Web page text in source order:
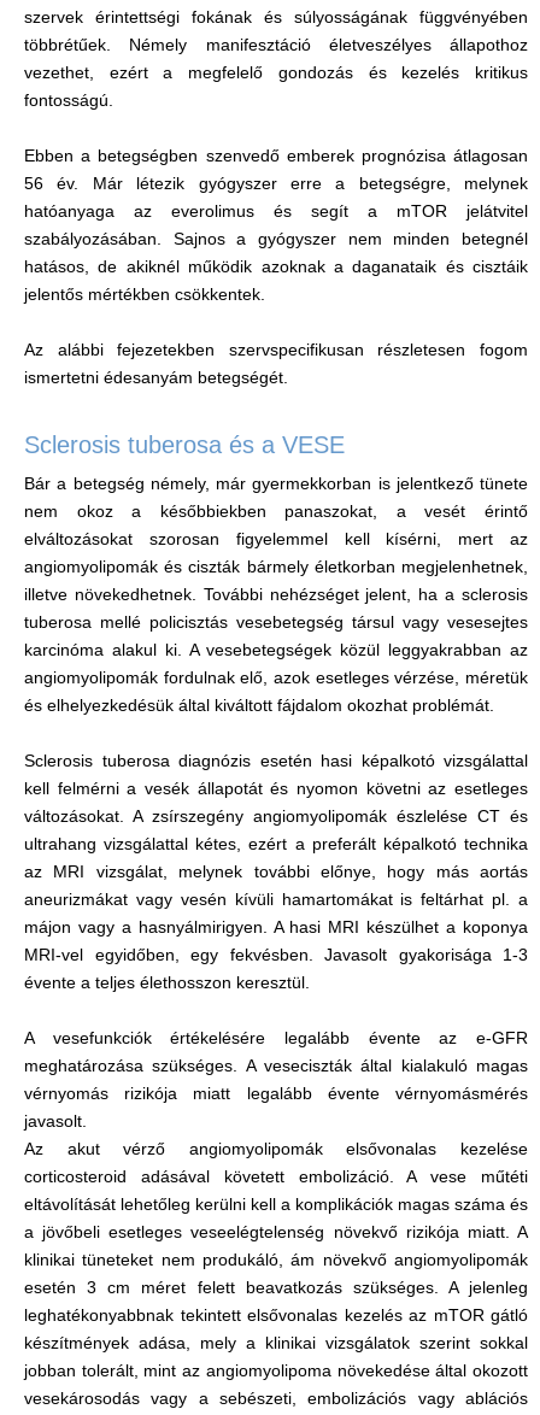
szervek érintettségi fokának és súlyosságának függvényében
többrétűek. Némely manifesztáció életveszélyes állapothoz
vezethet, ezért a megfelelő gondozás és kezelés kritikus
fontosságú.
Ebben a betegségben szenvedő emberek prognózisa átlagosan
56 év. Már létezik gyógyszer erre a betegségre, melynek
hatóanyaga az everolimus és segít a mTOR jelátvitel
szabályozásában. Sajnos a gyógyszer nem minden betegnél
hatásos, de akiknél működik azoknak a daganataik és cisztáik
jelentős mértékben csökkentek.
Az alábbi fejezetekben szervspecifikusan részletesen fogom
ismertetni édesanyám betegségét.
Sclerosis tuberosa és a VESE
Bár a betegség némely, már gyermekkorban is jelentkező tünete
nem okoz a későbbiekben panaszokat, a vesét érintő
elváltozásokat szorosan figyelemmel kell kísérni, mert az
angiomyolipomák és ciszták bármely életkorban megjelenhetnek,
illetve növekedhetnek. További nehézséget jelent, ha a sclerosis
tuberosa mellé policisztás vesebetegség társul vagy vesesejtes
karcinóma alakul ki. A vesebetegségek közül leggyakrabban az
angiomyolipomák fordulnak elő, azok esetleges vérzése, méretük
és elhelyezkedésük által kiváltott fájdalom okozhat problémát.
Sclerosis tuberosa diagnózis esetén hasi képalkotó vizsgálattal
kell felmérni a vesék állapotát és nyomon követni az esetleges
változásokat. A zsírszegény angiomyolipomák észlelése CT és
ultrahang vizsgálattal kétes, ezért a preferált képalkotó technika
az MRI vizsgálat, melynek további előnye, hogy más aortás
aneurizmákat vagy vesén kívüli hamartomákat is feltárhat pl. a
májon vagy a hasnyálmirigyen. A hasi MRI készülhet a koponya
MRI-vel egyidőben, egy fekvésben. Javasolt gyakorisága 1-3
évente a teljes élethosszon keresztül.
A vesefunkciók értékelésére legalább évente az e-GFR
meghatározása szükséges. A veseciszták által kialakuló magas
vérnyomás rizikója miatt legalább évente vérnyomásmérés
javasolt.
Az akut vérző angiomyolipomák elsővonalas kezelése
corticosteroid adásával követett embolizáció. A vese műtéti
eltávolítását lehetőleg kerülni kell a komplikációk magas száma és
a jövőbeli esetleges veseelégtelenség növekvő rizikója miatt. A
klinikai tüneteket nem produkáló, ám növekvő angiomyolipomák
esetén 3 cm méret felett beavatkozás szükséges. A jelenleg
leghatékonyabbnak tekintett elsővonalas kezelés az mTOR gátló
készítmények adása, mely a klinikai vizsgálatok szerint sokkal
jobban tolerált, mint az angiomyolipoma növekedése által okozott
vesekárosodás vagy a sebészeti, embolizációs vagy ablációs